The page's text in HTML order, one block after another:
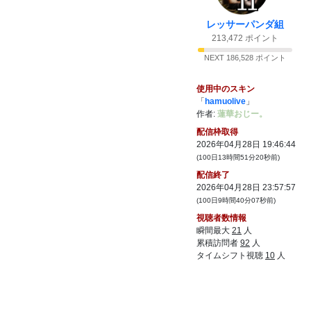
くらい予算無いんだな！！ってなる
ローマ法王のレオ14世がメイショウ
ドトウ好きって言ったらしくて激震走ってまし
今年で定年の加藤和宏先生がチャンミ勝っ
義士は2位で激怒してました
暇な時がなかったらしぬのでは？
この二人いるから今日のゲストに角田先生
先週の香港レース買ったら元返しで泣きま
レッサーパンダ組
213,472 ポイント
NEXT 186,528 ポイント
使用中のスキン
「 hamuolive 」
作者: 蓮華おじー。
配信枠取得
2026年04月28日 19:46:44
(100日13時間51分20秒前)
配信終了
2026年04月28日 23:57:57
(100日9時間40分07秒前)
視聴者数情報
瞬間最大 21 人
累積訪問者 92 人
タイムシフト視聴 10 人